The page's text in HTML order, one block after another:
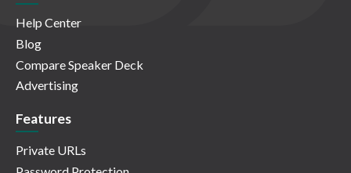
Help Center
Blog
Compare Speaker Deck
Advertising
Features
Private URLs